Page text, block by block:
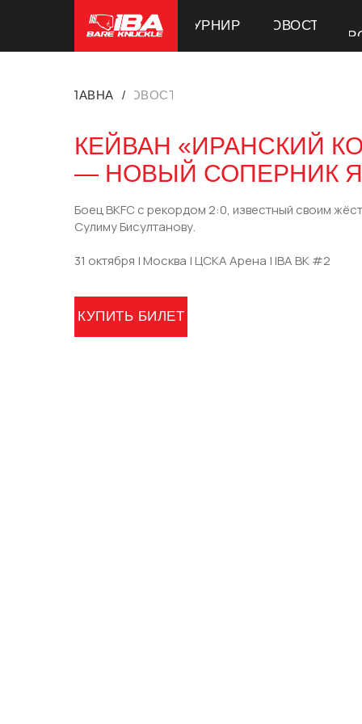
ТУРНИРЫ НОВОСТИ
ТУРНИРЫ НОВОСТИ
ГЛАВНАЯ/НОВОСТИ
КУПИТЬ БИЛЕТ
Боец BKFC с рекордом 2:0, известный своим
Сулиму Бисултанову.
31 октября | Москва | ЦСКА Арена | IBA BK #2
КЕЙВАН «ИРАНСКИЙ
— НОВЫЙ СОПЕРНИК